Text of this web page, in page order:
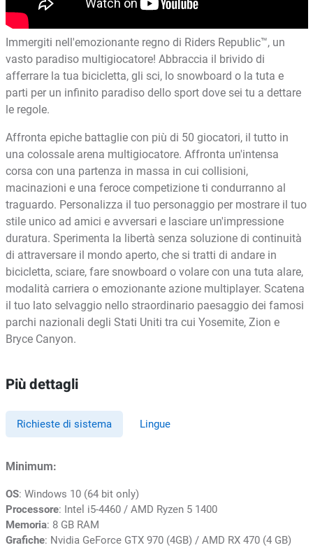
Immergiti nell'emozionante regno di Riders Republic™, un
vasto paradiso multigiocatore! Abbraccia il brivido di
afferrare la tua bicicletta, gli sci, lo snowboard o la tuta e
parti per un infinito paradiso dello sport dove sei tu a dettare
le regole.
Affronta epiche battaglie con più di 50 giocatori, il tutto in
una colossale arena multigiocatore. Affronta un'intensa
corsa con una partenza in massa in cui collisioni,
macinazioni e una feroce competizione ti condurranno al
traguardo. Personalizza il tuo personaggio per mostrare il tuo
stile unico ad amici e avversari e lasciare un'impressione
duratura. Sperimenta la libertà senza soluzione di continuità
di attraversare il mondo aperto, che si tratti di andare in
bicicletta, sciare, fare snowboard o volare con una tuta alare,
modalità carriera o emozionante azione multiplayer. Scatena
il tuo lato selvaggio nello straordinario paesaggio dei famosi
parchi nazionali degli Stati Uniti tra cui Yosemite, Zion e
Bryce Canyon.
Più dettagli
Richieste di sistema Lingue
Minimum:
OS: Windows 10 (64 bit only)
Processore: Intel i5-4460 / AMD Ryzen 5 1400
Memoria: 8 GB RAM
Grafiche: Nvidia GeForce GTX 970 (4GB) / AMD RX 470 (4 GB)